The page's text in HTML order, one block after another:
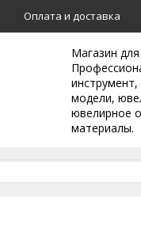
Оплата и доставка
Магазин
инструмент,
модели,
ювелирное
материалы.